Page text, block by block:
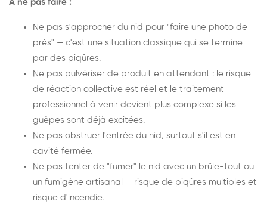
À ne pas faire :
Ne pas s'approcher du nid pour "faire une photo de
près" — c'est une situation classique qui se termine
par des piqûres.
Ne pas pulvériser de produit en attendant : le risque
de réaction collective est réel et le traitement
professionnel à venir devient plus complexe si les
guêpes sont déjà excitées.
Ne pas obstruer l'entrée du nid, surtout s'il est en
cavité fermée.
Ne pas tenter de "fumer" le nid avec un brûle-tout ou
un fumigène artisanal — risque de piqûres multiples et
risque d'incendie.